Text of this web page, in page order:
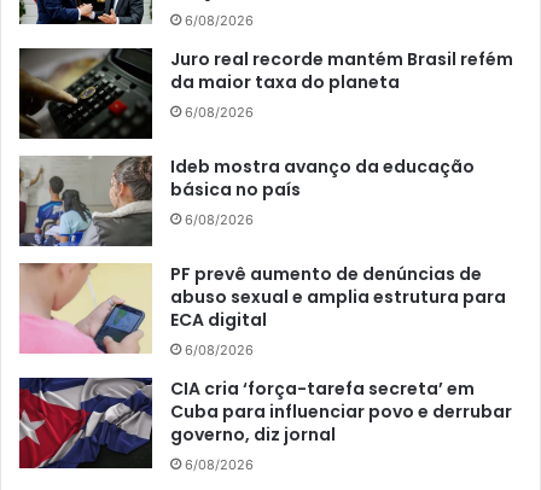
6/08/2026
Juro real recorde mantém Brasil refém
da maior taxa do planeta
6/08/2026
Ideb mostra avanço da educação
básica no país
6/08/2026
PF prevê aumento de denúncias de
abuso sexual e amplia estrutura para
ECA digital
6/08/2026
CIA cria ‘força-tarefa secreta’ em
Cuba para influenciar povo e derrubar
governo, diz jornal
6/08/2026